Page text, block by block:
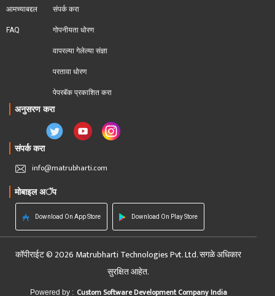
आमच्याबद्दल
FAQ
संपर्क करा
गोपनीयता धोरण
वापरल्या गेलेल्या संज्ञा
परतावा धोरण
पेपरबॅक प्रकाशित करा
अनुसरण करा
संपर्क करा
info@matrubharti.com
मोबाइल अॅप
Download On App Store Download On Play Store
कॉपीराईट © 2026 Matrubharti Technologies Pvt. Ltd. सगळे अधिकार
सुरक्षित आहेत.
Powered by : Custom Software Development Company India